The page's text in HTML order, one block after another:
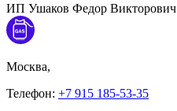
ИП Ушаков Федор Викторович
Москва,
Телефон: +7 915 185-53-35